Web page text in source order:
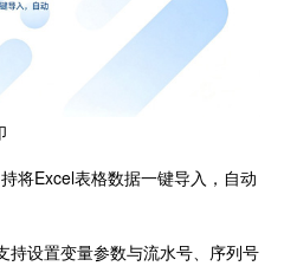
Excel表格数据一键导入，自动
设置变量参数与流水号、序列号